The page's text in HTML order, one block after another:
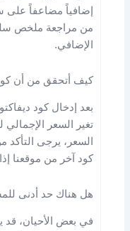
إضافياً مضاعفاً على
من مراجعة ملخص
الإضافي.
كيف أتحقق من أن
تغير السعر الإجمالي
السعر، يرجى التأكد
كود آخر من موقعنا
هل هناك حد أدنى
في بعض الأحيان، قد